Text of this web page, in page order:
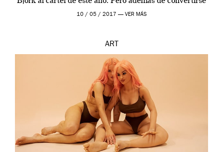
en una de las actuaciones más relevantes […]
10 / 05 / 2017 — VER MÁS
ART